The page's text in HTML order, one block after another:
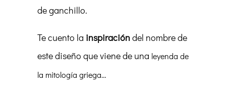
de ganchillo.
Te cuento la inspiracióndel nombre de
este diseño que viene de una leyenda de
la mitología griega…